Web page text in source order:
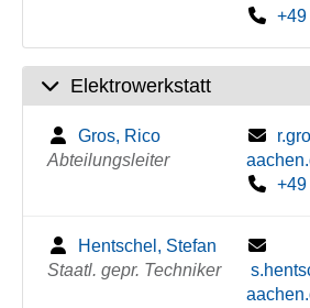
Elektrowerkstatt
Gros, Rico
Abteilungsleiter
Hentschel, Stefan
Staatl. gepr. Techniker